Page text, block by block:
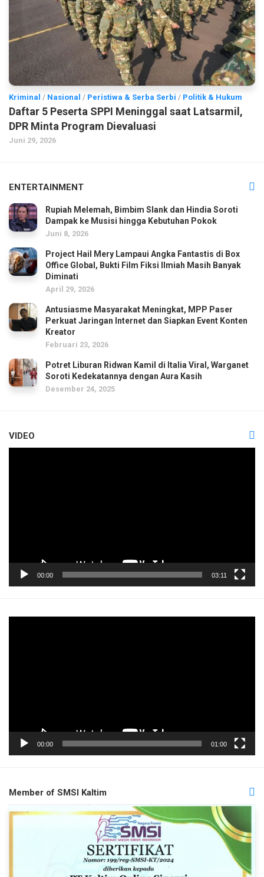
Kriminal / Nasional / Peristiwa & Serba Serbi / Politik & Hukum
Daftar 5 Peserta SPPI Meninggal saat Latsarmil,
DPR Minta Program Dievaluasi
Juni 29, 2026
ENTERTAINMENT
Rupiah Melemah, Bimbim Slank dan Hindia Soroti
Dampak ke Musisi hingga Kebutuhan Pokok
Juni 8, 2026
Project Hail Mery Lampaui Angka Fantastis di Box
Office Global, Bukti Film Fiksi Ilmiah Masih Banyak
Diminati
April 29, 2026
Antusiasme Masyarakat Meningkat, MPP Paser
Perkuat Jaringan Internet dan Siapkan Event Konten
Kreator
Februari 23, 2026
Potret Liburan Ridwan Kamil di Italia Viral, Warganet
Soroti Kedekatannya dengan Aura Kasih
Desember 24, 2025
VIDEO
00:00 03:11
00:00 01:00
Member of SMSI Kaltim